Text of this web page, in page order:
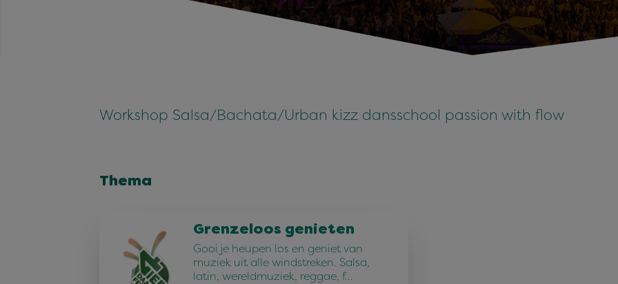
Workshop Salsa/Bachata/Urban kizz dansschool passion with flow
Thema
Grenzeloos genieten
Gooi je heupen los en geniet van
muziek uit alle windstreken. Salsa,
latin, wereldmuziek, reggae, f…